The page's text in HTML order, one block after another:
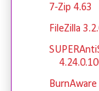
7-Zip 4.63
FileZilla